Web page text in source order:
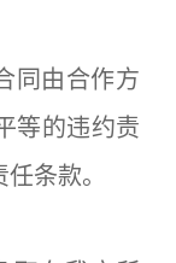
由合作方
等的违约责
条款。